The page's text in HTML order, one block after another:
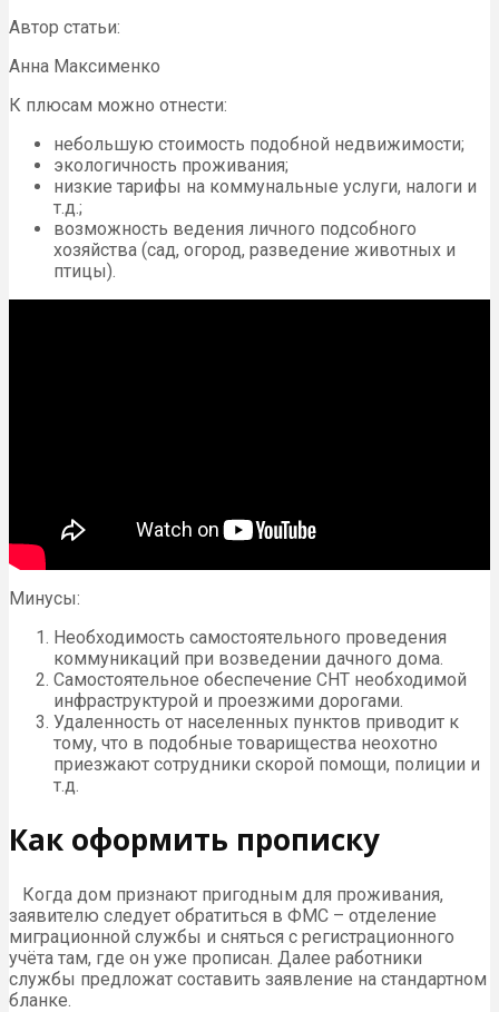
Автор статьи:
Анна Максименко
К плюсам можно отнести:
небольшую стоимость подобной недвижимости;
экологичность проживания;
низкие тарифы на коммунальные услуги, налоги и
т.д.;
возможность ведения личного подсобного
хозяйства (сад, огород, разведение животных и
птицы).
Минусы:
Необходимость самостоятельного проведения
коммуникаций при возведении дачного дома.
Самостоятельное обеспечение СНТ необходимой
инфраструктурой и проезжими дорогами.
Удаленность от населенных пунктов приводит к
тому, что в подобные товарищества неохотно
приезжают сотрудники скорой помощи, полиции и
т.д.
Как оформить прописку
Когда дом признают пригодным для проживания,
заявителю следует обратиться в ФМС – отделение
миграционной службы и сняться с регистрационного
учёта там, где он уже прописан. Далее работники
службы предложат составить заявление на стандартном
бланке.